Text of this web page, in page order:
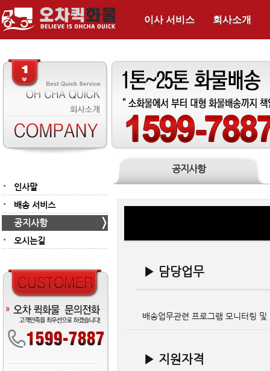
이사 서비스 회사소개
인사말
배송 서비스
공지사항
오시는길
공지사항
▶ 담당업무
배송업무관련 프로그램 모니터링 및
▶ 지원자격